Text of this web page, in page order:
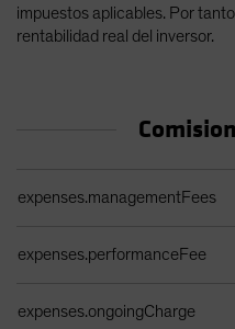
impuestos aplicables. Por
rentabilidad real del inversor.
expenses.managementFees
expenses.performanceFee
expenses.ongoingCharge